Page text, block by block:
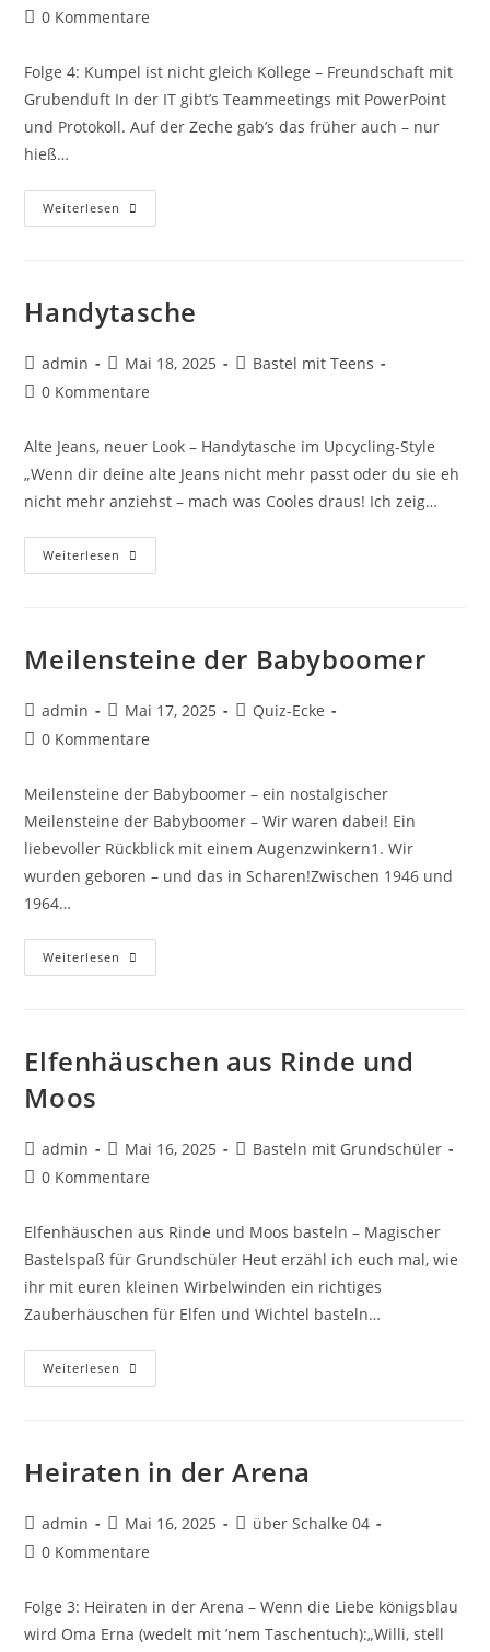
0 Kommentare
Folge 4: Kumpel ist nicht gleich Kollege – Freundschaft mit
Grubenduft In der IT gibt’s Teammeetings mit PowerPoint
und Protokoll. Auf der Zeche gab’s das früher auch – nur
hieß…
Weiterlesen
Handytasche
admin Mai 18, 2025
Bastel mit Teens
0 Kommentare
Alte Jeans, neuer Look – Handytasche im Upcycling-Style
„Wenn dir deine alte Jeans nicht mehr passt oder du sie eh
nicht mehr anziehst – mach was Cooles draus! Ich zeig…
Weiterlesen
Meilensteine der Babyboomer
admin Mai 17, 2025
Quiz-Ecke
0 Kommentare
Meilensteine der Babyboomer – ein nostalgischer
Meilensteine der Babyboomer – Wir waren dabei! Ein
liebevoller Rückblick mit einem Augenzwinkern1. Wir
wurden geboren – und das in Scharen!Zwischen 1946 und
1964…
Weiterlesen
Elfenhäuschen aus Rinde und
Moos
admin Mai 16, 2025
Basteln mit Grundschüler
0 Kommentare
Elfenhäuschen aus Rinde und Moos basteln – Magischer
Bastelspaß für Grundschüler Heut erzähl ich euch mal, wie
ihr mit euren kleinen Wirbelwinden ein richtiges
Zauberhäuschen für Elfen und Wichtel basteln…
Weiterlesen
Heiraten in der Arena
admin Mai 16, 2025
über Schalke 04
0 Kommentare
Folge 3: Heiraten in der Arena – Wenn die Liebe königsblau
wird Oma Erna (wedelt mit ’nem Taschentuch):„Willi, stell